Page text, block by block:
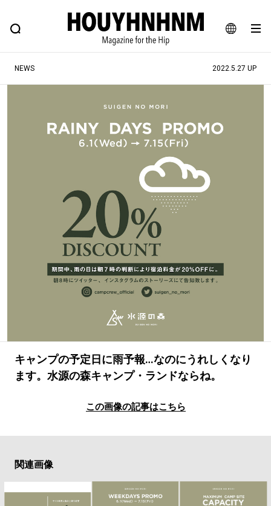
JA
EN
FEATURE BLOG SNAP
ヒップなファッション、カルチャー、ライフスタイルWEBマガジン
#SHOPPING ADDICT #憧れの逸品
#マイナーグッド図鑑
#路地裏てぃーん。 #MONTHLY JOURNAL
#GH 銘品の所以 #フイナムのYouTube
#Commune H #FOCUS IT #AH.H
#ととけん #FASHION #MUSIC
#LIFESTYLE #SNEAKER #OUTDOOR
#HANDSOME HANDBOOK
NEWS 2022.5.27 UP
キャンプの予定日に雨予報…なのにうれしくなり
ます。水源の森キャンプ・ランドならね。
この画像の記事はこちら
関連画像